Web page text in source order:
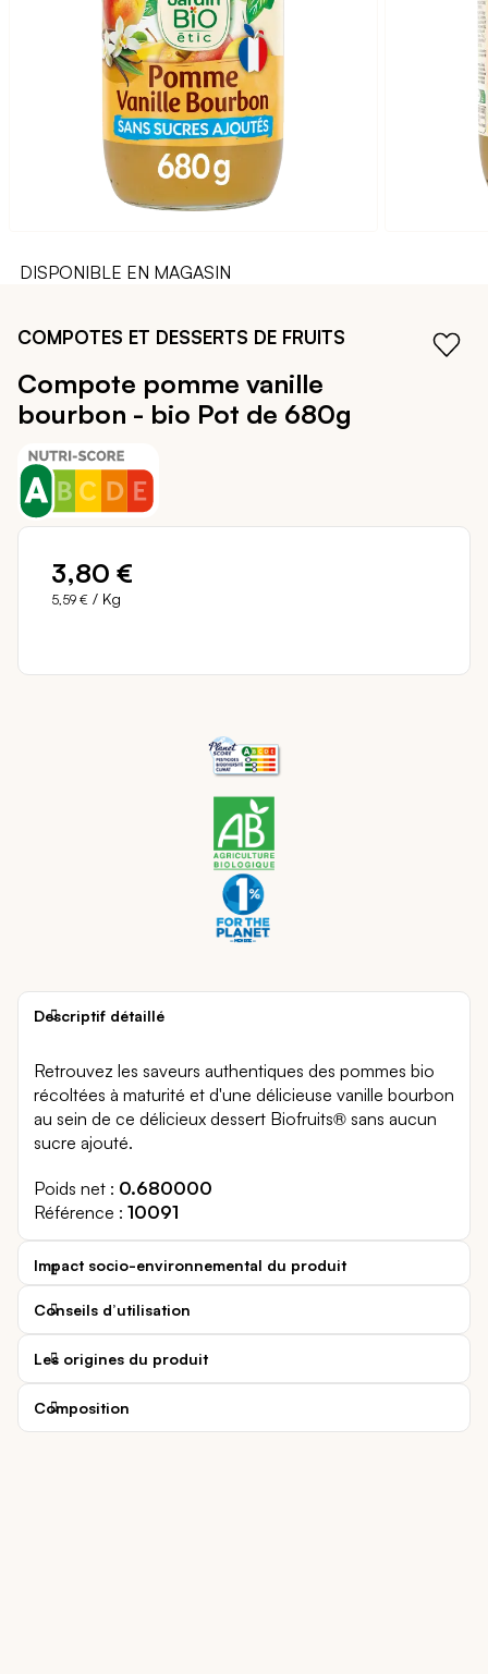
DISPONIBLE EN MAGASIN
début
Galerie
COMPOTES ET DESSERTS DE FRUITS
Compote pomme vanille
bourbon - bio Pot de 680g
3,80 €
5,59 € / Kg
Descriptif détaillé
Retrouvez les saveurs authentiques des pommes bio
récoltées à maturité et d'une délicieuse vanille bourbon
au sein de ce délicieux dessert Biofruits® sans aucun
sucre ajouté.
Poids net
0.680000
Référence
10091
Impact socio-environnemental du produit
Conseils d’utilisation
Les origines du produit
Composition